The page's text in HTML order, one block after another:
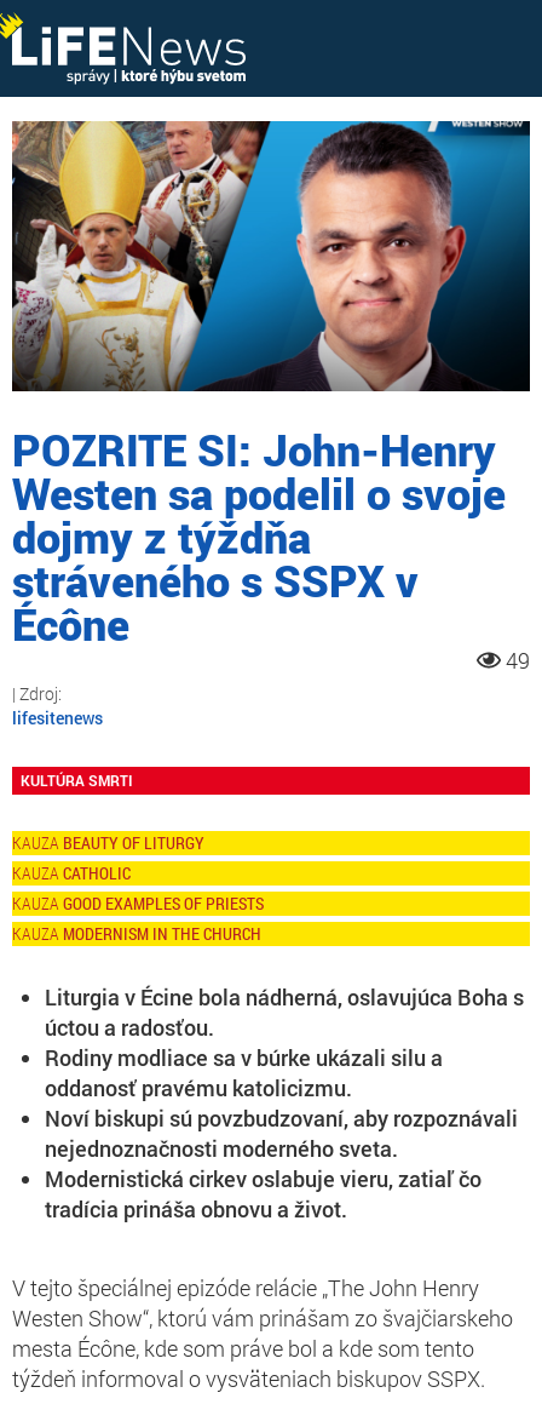
POZRITE SI: John-Henry
Westen sa podelil o svoje
dojmy z týždňa
stráveného s SSPX v
Écône
49
lifesitenews
KULTÚRA SMRTI
BEAUTY OF LITURGY
CATHOLIC
GOOD EXAMPLES OF PRIESTS
MODERNISM IN THE CHURCH
Liturgia v Écine bola nádherná, oslavujúca Boha s
úctou a radosťou.
Rodiny modliace sa v búrke ukázali silu a
oddanosť pravému katolicizmu.
Noví biskupi sú povzbudzovaní, aby rozpoznávali
nejednoznačnosti moderného sveta.
Modernistická cirkev oslabuje vieru, zatiaľ čo
tradícia prináša obnovu a život.
V tejto špeciálnej epizóde relácie „The John Henry
Westen Show“, ktorú vám prinášam zo švajčiarskeho
mesta Écône, kde som práve bol a kde som tento
týždeň informoval o vysväteniach biskupov SSPX.